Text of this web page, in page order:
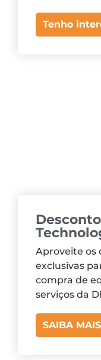
Tenho
Aproveite os
exclusivas
compra de
serviços da
SAIBA MAIS